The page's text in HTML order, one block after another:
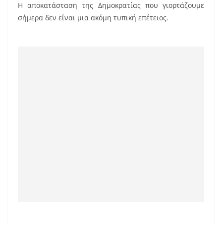
o
o
Η αποκατάσταση της Δημοκρατίας που γιορτάζουμε
σήμερα δεν είναι μια ακόμη τυπική επέτειος.